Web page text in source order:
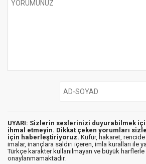
UYARI: Sizlerin seslerinizi duyurabilmek
ihmal etmeyin. Dikkat çeken yorumları
için haberleştiriyoruz. Küfür, hakaret,
imalar, inançlara saldırı içeren, imla kuralları ile
Türkçe karakter kullanılmayan ve büyük harflerle
onaylanmamaktadır.